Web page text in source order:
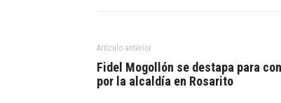
Artículo anterior
Fidel Mogollón se destapa para
por la alcaldía en Rosarito